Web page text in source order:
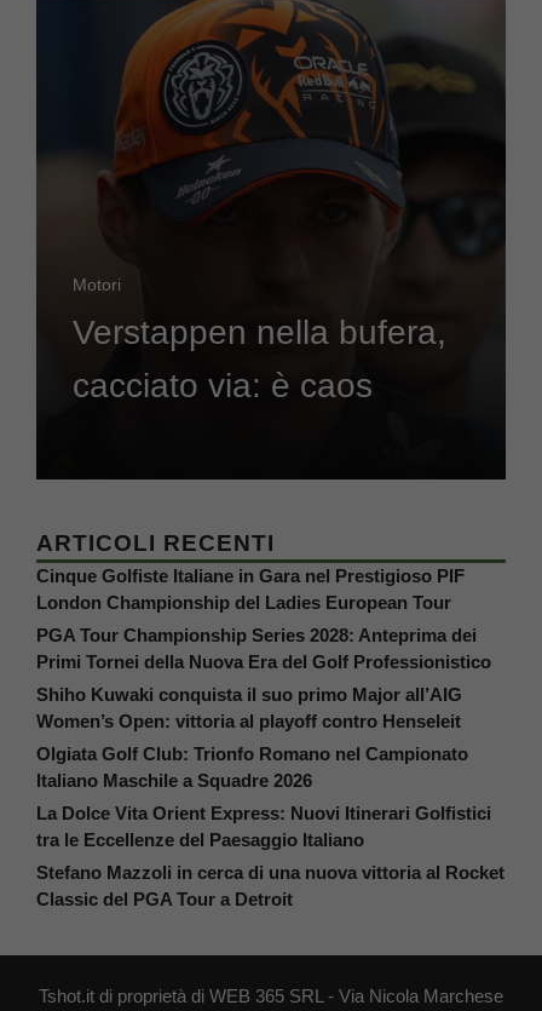
Motori
Verstappen nella bufera,
cacciato via: è caos
ARTICOLI RECENTI
Cinque Golfiste Italiane in Gara nel Prestigioso PIF
London Championship del Ladies European Tour
PGA Tour Championship Series 2028: Anteprima dei
Primi Tornei della Nuova Era del Golf Professionistico
Shiho Kuwaki conquista il suo primo Major all’AIG
Women’s Open: vittoria al playoff contro Henseleit
Olgiata Golf Club: Trionfo Romano nel Campionato
Italiano Maschile a Squadre 2026
La Dolce Vita Orient Express: Nuovi Itinerari Golfistici
tra le Eccellenze del Paesaggio Italiano
Stefano Mazzoli in cerca di una nuova vittoria al Rocket
Classic del PGA Tour a Detroit
Tshot.it di proprietà di WEB 365 SRL - Via Nicola Marchese